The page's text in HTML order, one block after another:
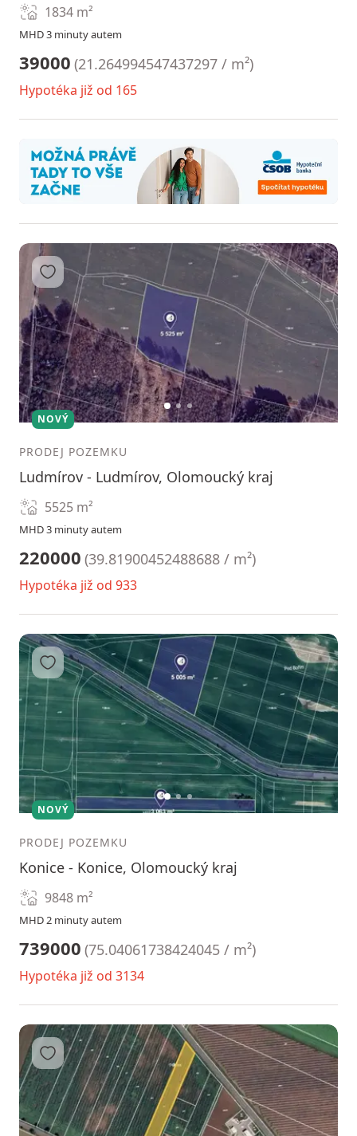
1834 m²
MHD 3 minuty autem
39000 (21.264994547437297 / m²)
Hypotéka již od 165
12 3
Přidat do oblíbených
NOVÝ
PRODEJ POZEMKU
Ludmírov - Ludmírov, Olomoucký kraj
5525 m²
MHD 3 minuty autem
220000 (39.81900452488688 / m²)
Hypotéka již od 933
12 3
Přidat do oblíbených
NOVÝ
PRODEJ POZEMKU
Konice - Konice, Olomoucký kraj
9848 m²
MHD 2 minuty autem
739000 (75.04061738424045 / m²)
Hypotéka již od 3134
Přidat do oblíbených